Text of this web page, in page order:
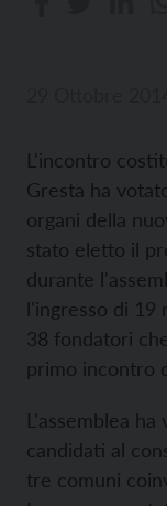
L'incontro
Gresta ha
organi della
stato eletto il
durante
l'ingresso di 19
38 fondatori
primo incontro
L'assemblea
candidati al
tre comuni